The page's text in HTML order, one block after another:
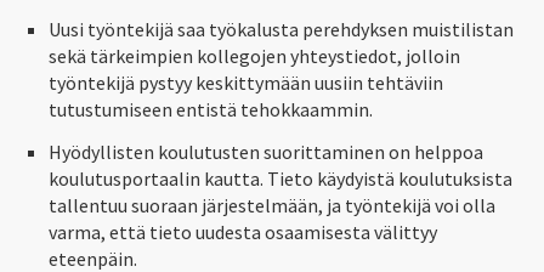
Uusi työntekijä saa työkalusta perehdyksen muistilistan
sekä tärkeimpien kollegojen yhteystiedot, jolloin
työntekijä pystyy keskittymään uusiin tehtäviin
tutustumiseen entistä tehokkaammin.
Hyödyllisten koulutusten suorittaminen on helppoa
koulutusportaalin kautta. Tieto käydyistä koulutuksista
tallentuu suoraan järjestelmään, ja työntekijä voi olla
varma, että tieto uudesta osaamisesta välittyy
eteenpäin.